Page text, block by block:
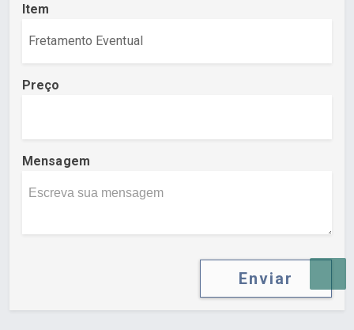
Item
Preço
Mensagem
Enviar